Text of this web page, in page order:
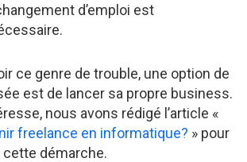
d’emploi est
ce genre de trouble, une option de
est de lancer sa propre business.
nous avons rédigé l’article «
freelance en informatique? » pour
démarche.